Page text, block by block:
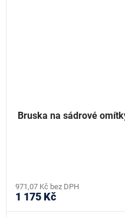
Bruska na sádrové
971,07 Kč bez DPH
1 175 Kč